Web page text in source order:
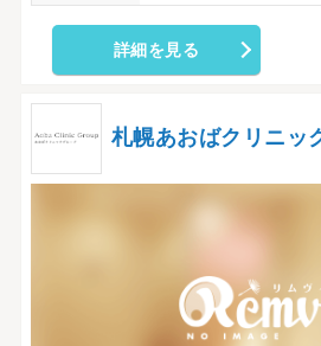
詳細を見る
札幌あおばクリニッ